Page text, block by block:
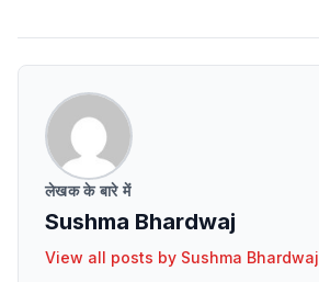
लेखक के बारे में
Sushma Bhardwaj
View all posts by Sushma Bhardwaj